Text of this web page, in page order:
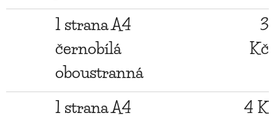
1 strana A4
černobílá
oboustranná
3
Kč
1 strana A4
4 K